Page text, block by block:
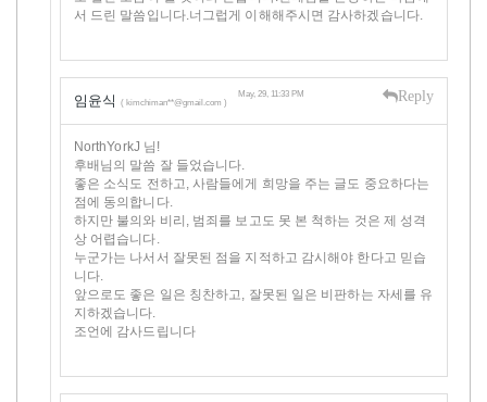
서 드린 말씀입니다.너그럽게 이해해주시면 감사하겠습니다.
임윤식 ( kimchiman**@gmail.com )
May, 29, 11:33 PM Reply
NorthYorkJ 님!
후배님의 말씀 잘 들었습니다.
좋은 소식도 전하고, 사람들에게 희망을 주는 글도 중요하다는
점에 동의합니다.
하지만 불의와 비리, 범죄를 보고도 못 본 척하는 것은 제 성격
상 어렵습니다.
누군가는 나서서 잘못된 점을 지적하고 감시해야 한다고 믿습
니다.
앞으로도 좋은 일은 칭찬하고, 잘못된 일은 비판하는 자세를 유
지하겠습니다.
조언에 감사드립니다